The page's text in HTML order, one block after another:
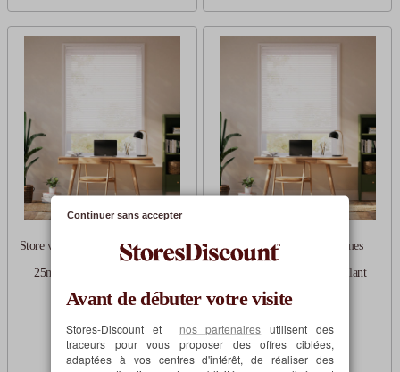
Store vénitien aluminium lames
25mm sans percage blanc
Sur mesure
à partir de 21,25€
Store vénitien aluminium lames
25mm sans percage blanc brillant
Sur mesure
à partir de 21,25€
Avant de débuter votre visite
Stores-Discount et nos partenaires utilisent des
traceurs pour vous proposer des offres ciblées,
adaptées à vos centres d'intérêt, de réaliser des
Continuer sans accepter